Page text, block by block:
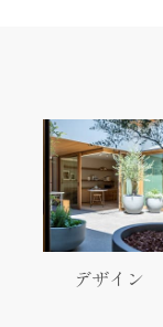
デザイン